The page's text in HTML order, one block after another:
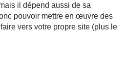
il dépend aussi de sa
pouvoir mettre en œuvre des
vers votre propre site (plus le